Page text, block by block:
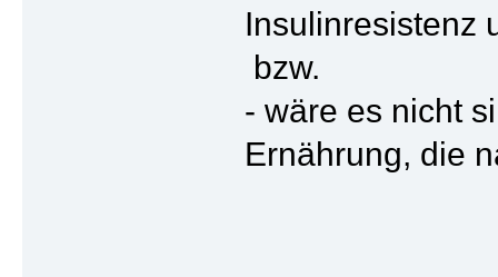
Insulinresistenz
bzw.
- wäre es nicht
Ernährung, die